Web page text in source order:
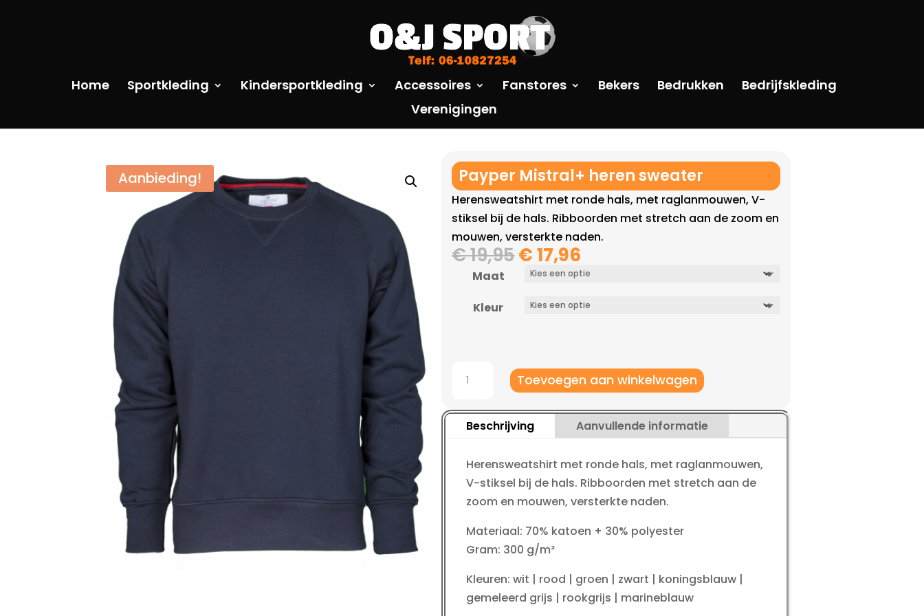
Home Sportkleding Kindersportkleding Accessoires Fanstores Bekers Bedrukken
Bedrijfskleding
Verenigingen
Aanbieding! Payper Mistral+ heren sweater
Herensweatshirt met ronde hals, met raglanmouwen, V-
stiksel bij de hals. Ribboorden met stretch aan de zoom en
mouwen, versterkte naden.
€19,95Oorspronkelijke
prijs
€ 19,95.
€17,96
prijs
€ 17,96.
Maat
Kleur
Mistral+
heren
sweater
Toevoegen aan winkelwagen
Beschrijving Aanvullende informatie
Herensweatshirt met ronde hals, met raglanmouwen,
V-stiksel bij de hals. Ribboorden met stretch aan de
zoom en mouwen, versterkte naden.
Materiaal: 70% katoen + 30% polyester
Gram: 300 g/m²
Kleuren: wit | rood | groen | zwart | koningsblauw |
gemeleerd grijs | rookgrijs | marineblauw